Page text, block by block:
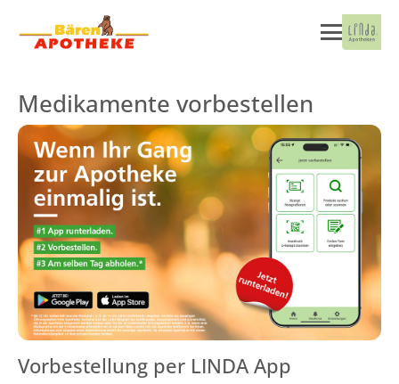
Medikamente vorbestellen
Vorbestellung per LINDA App